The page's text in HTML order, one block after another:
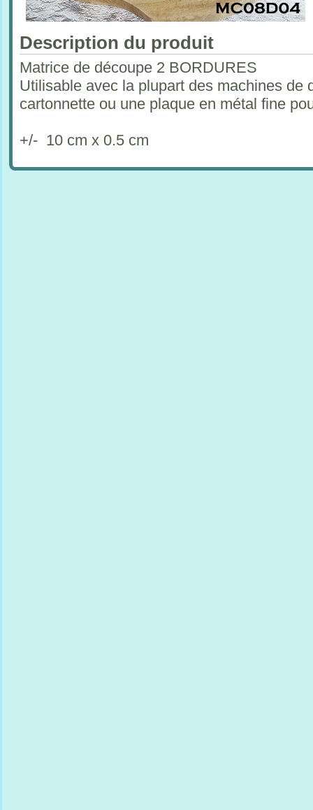
Description du produit
Matrice de découpe 2 BORDURES
Utilisable avec la plupart des machines de
cartonnette ou une plaque en métal fine
+/- 10 cm x 0.5 cm